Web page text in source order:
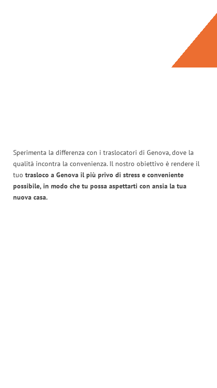
Sperimenta la differenza con i traslocatori di Genova, dove la
qualità incontra la convenienza. Il nostro obiettivo è rendere il
tuo trasloco a Genova il più privo di stress e conveniente
possibile, in modo che tu possa aspettarti con ansia la tua
nuova casa.